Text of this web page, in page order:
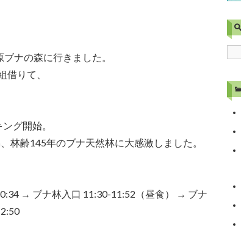
ナの森に行きました。
りて、
グ開始。
林齢145年のブナ天然林に大感激しました。
→ ブナ林入口 11:30-11:52（昼食） → ブナ